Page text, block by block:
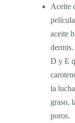
Aceite
aceite
dermis.
D y E
la
graso,
poros.